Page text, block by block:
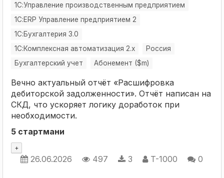
1С:Управление производственным предприятием
1С:ERP Управление предприятием 2
1С:Бухгалтерия 3.0
1С:Комплексная автоматизация 2.х
Россия
Бухгалтерский учет
Абонемент ($m)
Вечно актуальный отчёт «Расшифровка
дебиторской задолженности». Отчёт написан на
СКД, что ускоряет логику доработок при
необходимости.
5 стартмани
+
26.06.2026 497 3 T-1000 0